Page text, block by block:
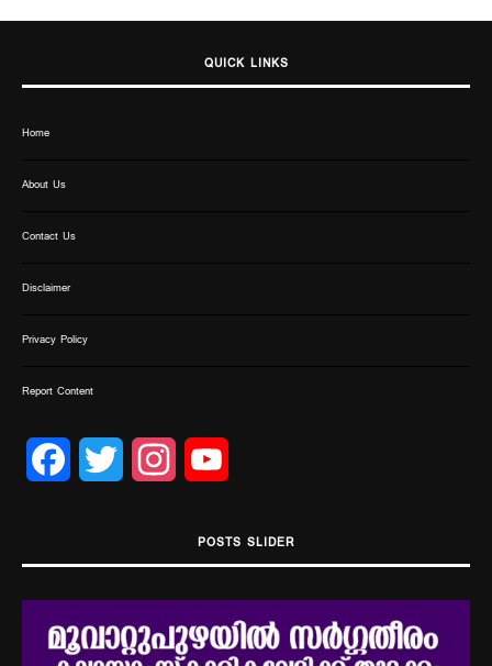
QUICK LINKS
Home
About Us
Contact Us
Disclaimer
Privacy Policy
Report Content
Facebook Twitter Instagram
POSTS SLIDER